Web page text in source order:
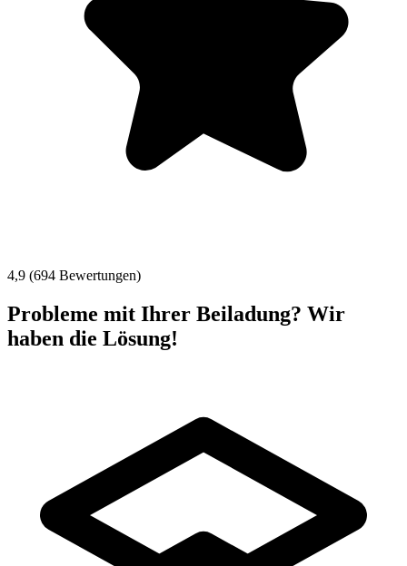
4,9 (694 Bewertungen)
Probleme mit Ihrer Beiladung? Wir
haben die Lösung!